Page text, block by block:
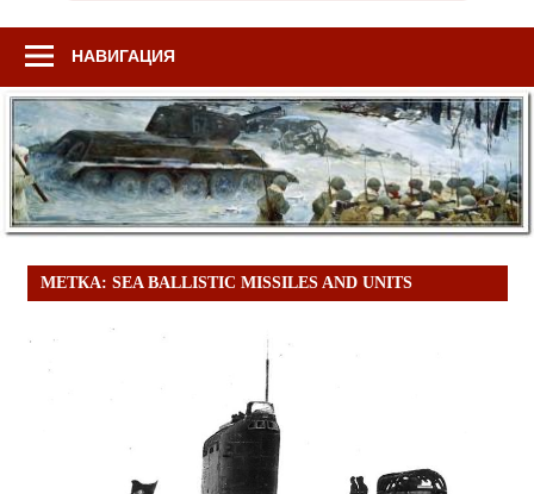
НАВИГАЦИЯ
МЕТКА: SEA BALLISTIC MISSILES AND UNITS